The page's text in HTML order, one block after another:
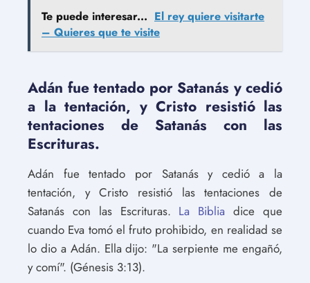
Te puede interesar... El rey quiere visitarte
– Quieres que te visite
Adán fue tentado por Satanás y cedió
a la tentación, y Cristo resistió las
tentaciones de Satanás con las
Escrituras.
Adán fue tentado por Satanás y cedió a la
tentación, y Cristo resistió las tentaciones de
Satanás con las Escrituras. La Biblia dice que
cuando Eva tomó el fruto prohibido, en realidad se
lo dio a Adán. Ella dijo: "La serpiente me engañó,
y comí". (Génesis 3:13).